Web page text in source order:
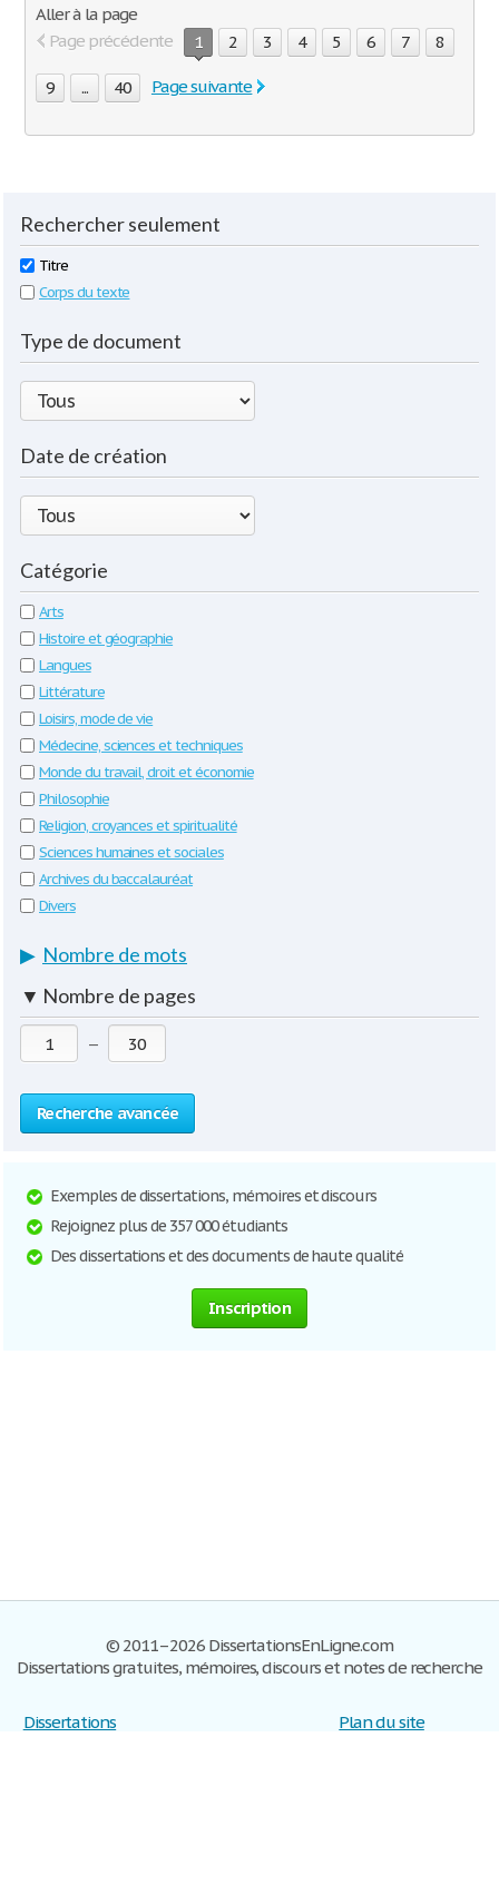
Aller à la page
Page précédente
1 2 3 4 5 6 7 8
9 ... 40 Page suivante
Rechercher seulement
Titre
Corps du texte
Type de document
Date de création
Catégorie
Arts
Histoire et géographie
Langues
Littérature
Loisirs, mode de vie
Médecine, sciences et techniques
Monde du travail, droit et économie
Philosophie
Religion, croyances et spiritualité
Sciences humaines et sociales
Archives du baccalauréat
Divers
▶ Nombre de mots
▼ Nombre de pages
—
Recherche avancée
Exemples de dissertations, mémoires et discours
Rejoignez plus de 357 000 étudiants
Des dissertations et des documents de haute qualité
Inscription
© 2011–2026 DissertationsEnLigne.com
Dissertations gratuites, mémoires, discours et notes de recherche
Dissertations
Plan du site